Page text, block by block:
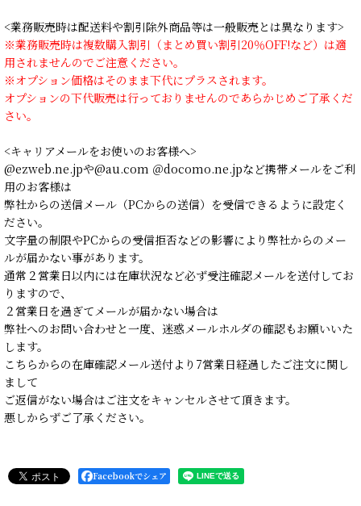
<業務販売時は配送料や割引除外商品等は一般販売とは異なります>
※業務販売時は複数購入割引（まとめ買い割引20％OFF!など）は適
用されませんのでご注意ください。
※オプション価格はそのまま下代にプラスされます。
オプションの下代販売は行っておりませんのであらかじめご了承くだ
さい。
<キャリアメールをお使いのお客様へ>
@ezweb.ne.jpや@au.com ＠docomo.ne.jpなど携帯メールをご利
用のお客様は
弊社からの送信メール（PCからの送信）を受信できるように設定く
ださい。
文字量の制限やPCからの受信拒否などの影響により弊社からのメー
ルが届かない事があります。
通常２営業日以内には在庫状況など必ず受注確認メールを送付してお
りますので、
２営業日を過ぎてメールが届かない場合は
弊社へのお問い合わせと一度、迷惑メールホルダの確認もお願いいた
します。
こちらからの在庫確認メール送付より7営業日経過したご注文に関し
まして
ご返信がない場合はご注文をキャンセルさせて頂きます。
悪しからずご了承ください。
Facebookでシェア